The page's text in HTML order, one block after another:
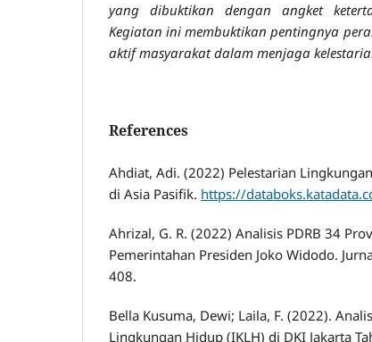
yang dibuktikan dengan angket
Kegiatan ini membuktikan pentingnya
aktif masyarakat dalam menjaga
References
Ahdiat, Adi. (2022) Pelestarian
di Asia Pasifik. https://
Ahrizal, G. R. (2022) Analisis PDRB 34
Pemerintahan Presiden Joko Widodo.
408.
Bella Kusuma, Dewi; Laila, F. (2022).
Lingkungan Hidup (IKLH) di DKI Jakarta